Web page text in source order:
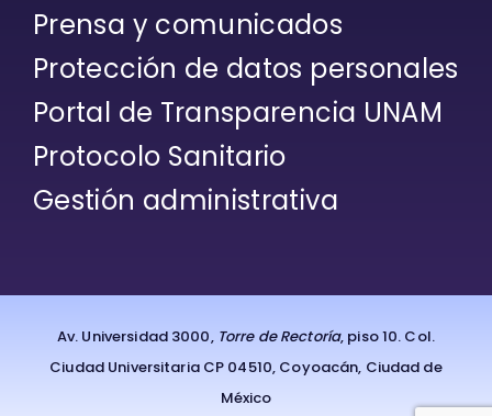
Prensa y comunicados
Protección de datos personales
Portal de Transparencia UNAM
Protocolo Sanitario
Gestión administrativa
Av. Universidad 3000, Torre de Rectoría, piso 10. Col.
Ciudad Universitaria CP 04510, Coyoacán, Ciudad de
México